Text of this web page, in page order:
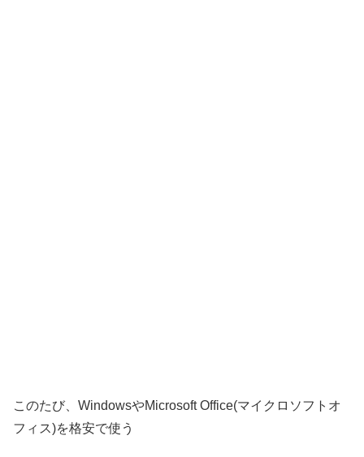
このたび、WindowsやMicrosoft Office(マイクロソフトオ
フィス)を格安で使う